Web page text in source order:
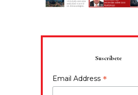
Suscríbete
Email Address *